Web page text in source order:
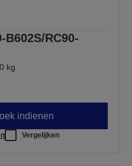
B602S/RC90-
kg
indienen
Vergelijken